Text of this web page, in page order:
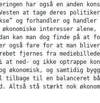
har også en anden
at tage deres
og forhandler og handler
interesser
kan man dog finde på at
er også fare for at man
fjernes fra
ned- og ikke optrappe
og samtidig
tilbage til en balanceret
Altså stå stærkt nok